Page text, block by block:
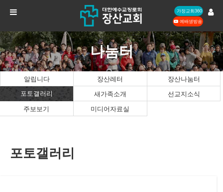
가정교회360
예배생방송
나눔터
알립니다 장산레터
장산나눔터
포토갤러리
새가족소개
선교지소식
주보보기
미디어자료실
포토갤러리